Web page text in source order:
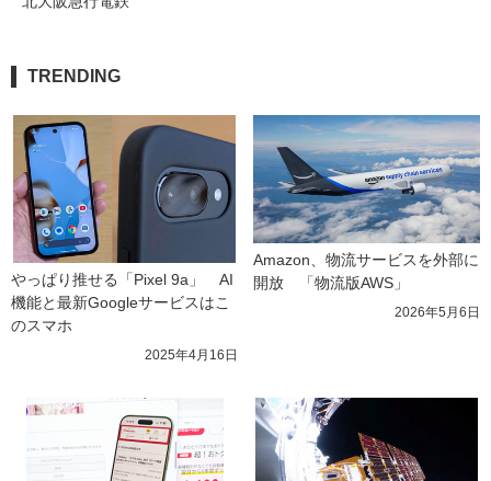
TRENDING
やっぱり推せる「Pixel 9a」　AI
機能と最新Googleサービスはこ
のスマホ
2025年4月16日
Amazon、物流サービスを外部に
開放　「物流版AWS」
2026年5月6日